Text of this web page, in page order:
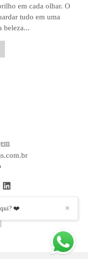
em cada olhar. O
tudo em uma
beleza...
✕
❤️